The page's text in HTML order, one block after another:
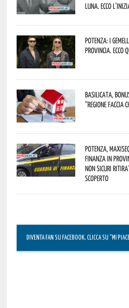
Luna. Ecco
Potenza: i
provincia. Ecco
Basilicata,
“Regione faccia
Potenza,
Finanza in
non sicuri
scoperto
DIVENTA FAN SU FACEBOOK, CLICCA SU “MI